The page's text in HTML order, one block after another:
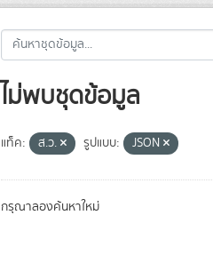
ไม่พบชุดข้อมูล
แท็ค: ส.ว. รูปแบบ: JSON
กรุณาลองค้นหาใหม่